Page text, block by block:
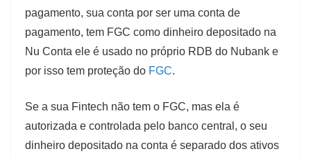
pagamento, sua conta por ser uma conta de
pagamento, tem FGC como dinheiro depositado na
Nu Conta ele é usado no próprio RDB do Nubank e
por isso tem proteção do FGC.
Se a sua Fintech não tem o FGC, mas ela é
autorizada e controlada pelo banco central, o seu
dinheiro depositado na conta é separado dos ativos